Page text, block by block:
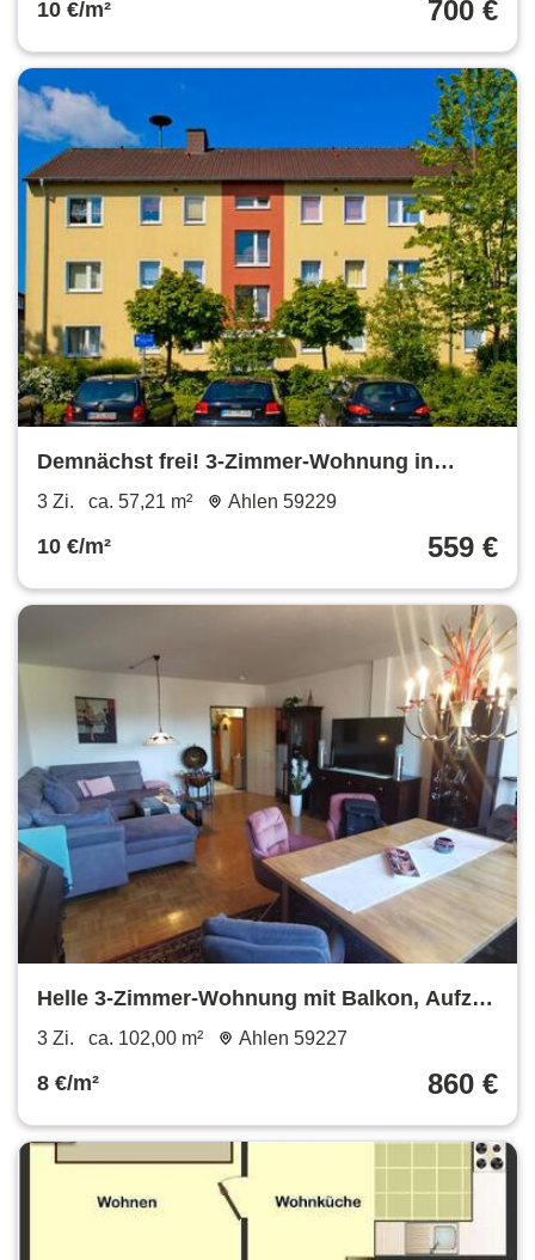
10 €/m² 700 €
Demnächst frei! 3-Zimmer-Wohnung in
Ahlen Ahlen
3 Zi. ca. 57,21 m² Ahlen 59229
10 €/m² 559 €
Helle 3-Zimmer-Wohnung mit Balkon, Aufzug
und Einbauküche in schöner Wohnlage
3 Zi. ca. 102,00 m² Ahlen 59227
8 €/m² 860 €